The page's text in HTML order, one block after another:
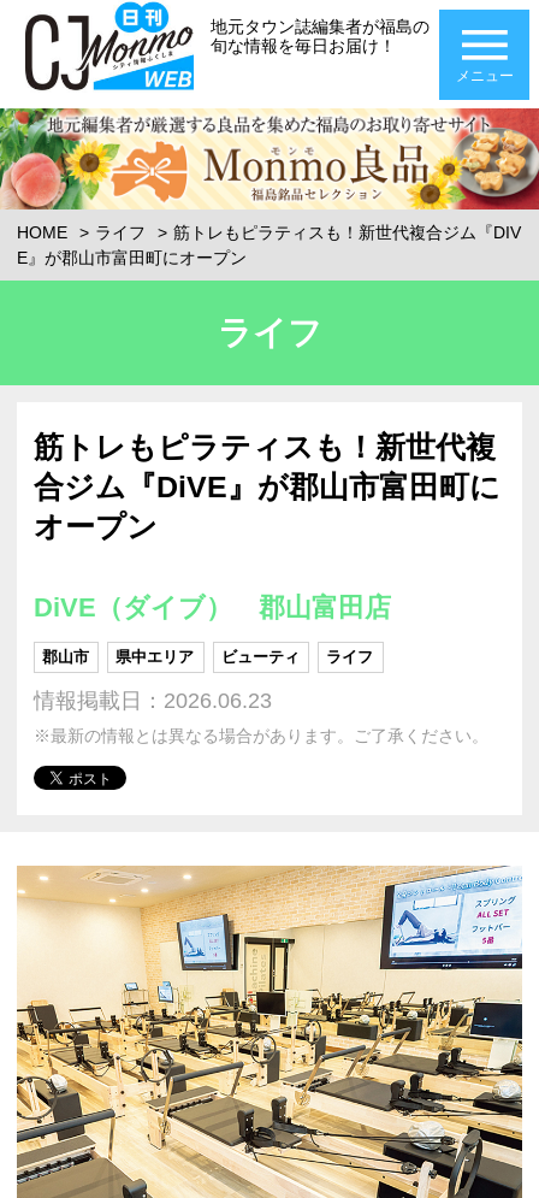
地元タウン誌編集者が福島の
旬な情報を毎日お届け！
メニュー
HOME ライフ
筋トレもピラティスも！新世代複合ジム『DIV
E』が郡山市富田町にオープン
ライフ
筋トレもピラティスも！新世代複
合ジム『DiVE』が郡山市富田町に
オープン
DiVE（ダイブ） 郡山富田店
郡山市 県中エリア ビューティ ライフ
情報掲載日：2026.06.23
※最新の情報とは異なる場合があります。ご了承ください。